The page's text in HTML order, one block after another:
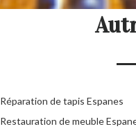
Réparation de tapis Espanes
Restauration de meuble